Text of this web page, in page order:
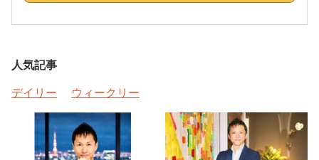
人気記事
デイリー
ウィークリー